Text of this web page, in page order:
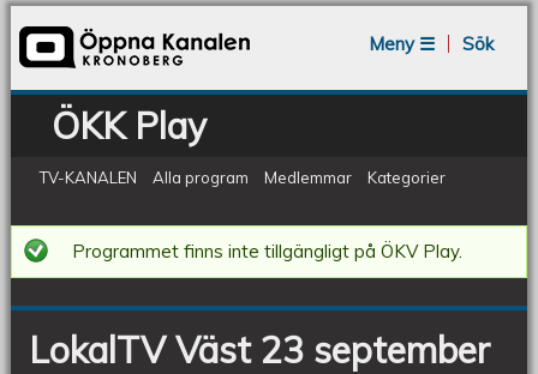
Meny ☰
Sök
ÖKK Play
TV-KANALEN Alla program Medlemmar Kategorier
LokalTV
Väst
23
september
Programmet finns inte tillgängligt på ÖKV Play.
LokalTV Väst 23 september